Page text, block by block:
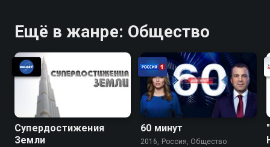
Ещё в жанре: Общество
Супердостижения
Земли
60 минут
2016, Россия, Общество